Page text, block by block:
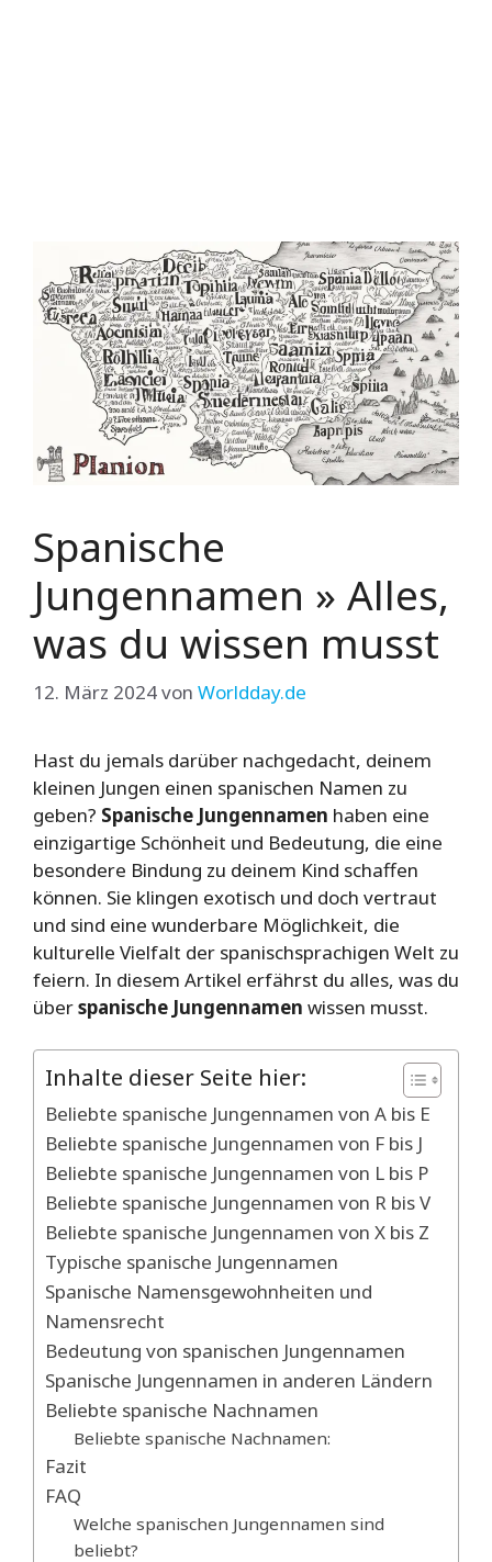
Spanische
Jungennamen » Alles,
was du wissen musst
12. März 2024von Worldday.de
Hast du jemals darüber nachgedacht, deinem
kleinen Jungen einen spanischen Namen zu
geben? Spanische Jungennamen haben eine
einzigartige Schönheit und Bedeutung, die eine
besondere Bindung zu deinem Kind schaffen
können. Sie klingen exotisch und doch vertraut
und sind eine wunderbare Möglichkeit, die
kulturelle Vielfalt der spanischsprachigen Welt zu
feiern. In diesem Artikel erfährst du alles, was du
überspanische Jungennamen wissen musst.
Inhalte dieser Seite hier:
Beliebte spanische Jungennamen von A bis E
Beliebte spanische Jungennamen von F bis J
Beliebte spanische Jungennamen von L bis P
Beliebte spanische Jungennamen von R bis V
Beliebte spanische Jungennamen von X bis Z
Typische spanische Jungennamen
Spanische Namensgewohnheiten und
Namensrecht
Bedeutung von spanischen Jungennamen
Spanische Jungennamen in anderen Ländern
Beliebte spanische Nachnamen
Beliebte spanische Nachnamen:
Fazit
FAQ
Welche spanischen Jungennamen sind
beliebt?